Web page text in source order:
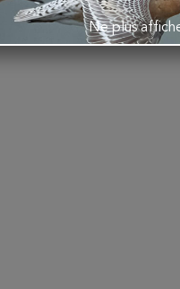
Ne plus